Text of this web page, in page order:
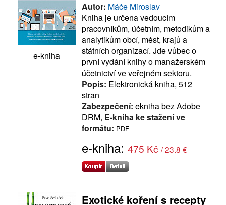
e-kniha
Autor: Máče Miroslav
Kniha je určena vedoucím
pracovníkům, účetním, metodikům a
analytikům obcí, měst, krajů a
státních organizací. Jde vůbec o
první vydání knihy o manažerském
účetnictví ve veřejném sektoru.
Popis: Elektronická kniha, 512
stran
Zabezpečení: ekniha bez Adobe
DRM, E-kniha ke stažení ve
formátu: PDF
e-kniha: 475 Kč / 23.8 €
Exotické koření s recepty